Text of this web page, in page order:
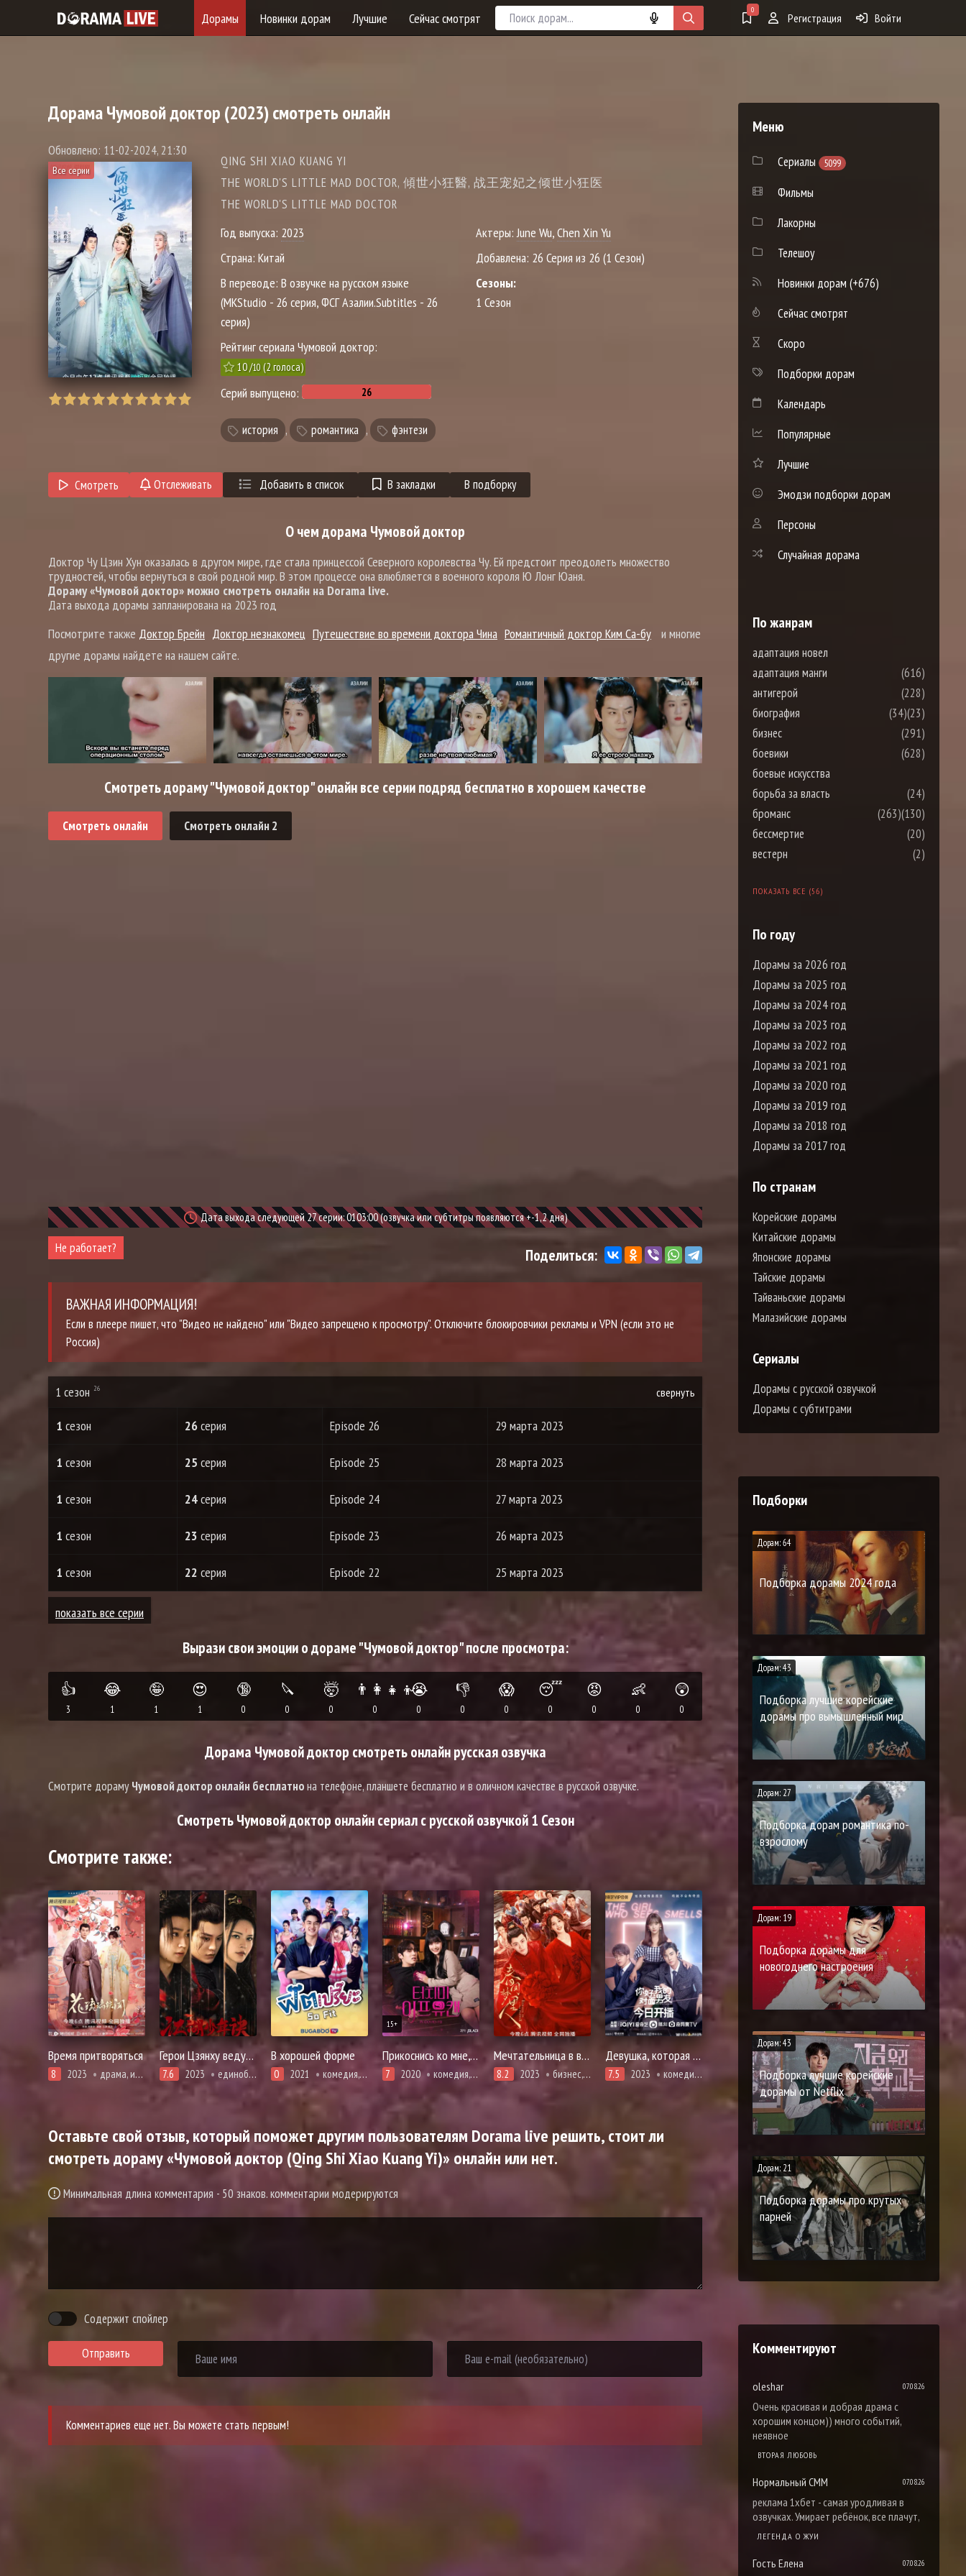
Дорамы Новинки дорам Лучшие Сейчас смотрят 0
Регистрация Войти
ДорамаЧумовой доктор (2023) смотреть онлайн
Обновлено: 11-02-2024, 21:30
Все серии
QING SHI XIAO KUANG YI
THE WORLD'S LITTLE MAD DOCTOR, 傾世小狂醫, 战王宠妃之倾世小狂医
THE WORLD'S LITTLE MAD DOCTOR
Год выпуска: 2023
Страна: Китай
В переводе: В озвучке на русском языке
(MKStudio - 26 серия, ФСГ Азалии.Subtitles - 26
серия)
Рейтинг сериала Чумовой доктор:
10/10(2голоса)
Серий выпущено:
Актеры:June Wu,Chen Xin Yu
Добавлена: 26 Серия из 26 (1 Сезон)
Сезоны:
1 Сезон
история , романтика , фэнтези
Смотреть Отслеживать Добавить в список В закладки В подборку
О чем дорама Чумовой доктор
Доктор Чу Цзин Хун оказалась в другом мире, где стала принцессой Северного королевства Чу. Ей предстоит преодолеть множество
трудностей, чтобы вернуться в свой родной мир. В этом процессе она влюбляется в военного короля Ю Лонг Юаня.
Дораму «Чумовой доктор» можно смотреть онлайн на Dorama live.
Дата выхода дорамы запланирована на 2023 год
Посмотрите также Доктор Брейн Доктор незнакомец Путешествие во времени доктора Чина Романтичный доктор Ким Са-бу
и многие
другие дорамы найдете на нашем сайте.
Смотреть дораму "Чумовой доктор" онлайн все серии подряд бесплатно в хорошем качестве
Смотреть онлайн Смотреть онлайн 2
Дата выхода следующей 27 серии: 0103:00 (озвучка или субтитры появляются +-1,2 дня)
Не работает? Поделиться:
ВАЖНАЯ ИНФОРМАЦИЯ!
Если в плеере пишет, что "Видео не найдено" или "Видео запрещено к просмотру". Отключите блокировчики рекламы и VPN (если это не
Россия)
1 сезон 26 свернуть
1 сезон 26серия Episode 26 29 марта 2023
1 сезон 25 серия Episode 25 28 марта 2023
1 сезон 24серия Episode 24 27 марта 2023
1 сезон 23 серия Episode 23 26 марта 2023
1 сезон 22 серия Episode 22 25 марта 2023
показать все серии
Вырази свои эмоции о дораме "Чумовой доктор" после просмотра:
👍
3
😂
1
🤪
1
😍
1
🔞
0
🔪
0
🤯
0
👨‍👩‍👧‍👦
0
😭
0
👎
0
😱
0
😴
0
😡
0
👶
0
😲
0
Дорама Чумовой доктор смотреть онлайн русская озвучка
Смотрите дорамуЧумовой доктор онлайн бесплатнона телефоне, планшете бесплатно и в оличном качестве в русской озвучке.
Смотреть Чумовой доктор онлайн сериал с русской озвучкой 1 Сезон
Смотрите также:
Время притворяться
8 2023 драма, история, комедия, мелодрама, адаптация новел, романтика
Герои Цзянху ведут расследование
7.6 2023 единоборства, криминал, адаптация новел
В хорошей форме
0 2021 комедия, романтика
15+
Прикоснись ко мне, если сможешь
7 2020 комедия, мелодрама, романтика, фэнтези
Мечтательница в весеннем будуаре
8.2 2023 бизнес, драма, история, романтика
Девушка, которая видит запахи
7.5 2023 комедия, про молодость и любовь, романтика
Оставьте свой отзыв, который поможет другим пользователям Dorama live решить, стоит ли
смотреть дораму «Чумовой доктор (Qing Shi Xiao Kuang Yi)» онлайн или нет.
Минимальная длина комментария - 50 знаков. комментарии модерируются
Содержит спойлер
Отправить
Комментариев еще нет. Вы можете стать первым!
Меню
Сериалы 5099
Фильмы
Лакорны
Телешоу
Новинки дорам (+676)
Сейчас смотрят
Скоро
Подборки дорам
Календарь
Популярные
Лучшие
Эмодзи подборки дорам
Персоны
Случайная дорама
По жанрам
адаптация новел
(616)
адаптация манги
(228)
антигерой
(23)
биография
(34)
бизнес
(291)
боевики
(628)
боевые искусства
(24)
борьба за власть
(130)
броманс
(263)
бессмертие
(20)
вестерн
(2)
ПОКАЗАТЬ ВСЕ (56)
По году
Дорамы за 2026 год
Дорамы за 2025 год
Дорамы за 2024 год
Дорамы за 2023 год
Дорамы за 2022 год
Дорамы за 2021 год
Дорамы за 2020 год
Дорамы за 2019 год
Дорамы за 2018 год
Дорамы за 2017 год
По странам
Корейские дорамы
Китайские дорамы
Японские дорамы
Тайские дорамы
Тайваньские дорамы
Малазийские дорамы
Сериалы
Дорамы с русской озвучкой
Дорамы с субтитрами
Подборки
Дорам: 64
Подборка дорамы 2024 года
Дорам: 43
Подборка лучшие корейские
дорамы про вымышленный мир
Дорам: 27
Подборка дорам романтика по-
взрослому
Дорам: 19
Подборка дорамы для
новогоднего настроения
Дорам: 43
Подборка лучшие корейские
дорамы от Netflix
Дорам: 21
Подборка дорамы про крутых
парней
Комментируют
oleshar 07.08.26
Очень красивая и добрая драма с
хорошим концом)) много событий,
неявное
ВТОРАЯ ЛЮБОВЬ
Нормальный СММ 07.08.26
реклама 1хбет - самая уродливая в
озвучках. Умирает ребёнок, все плачут,
ЛЕГЕНДА О ЖУИ
Гость Елена 07.08.26